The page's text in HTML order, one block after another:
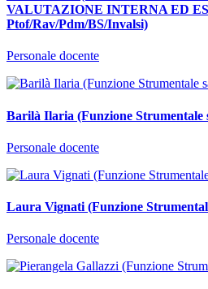
VALUTAZIONE INTERNA ED
Ptof/Rav/Pdm/BS/Invalsi)
Personale docente
Barilà Ilaria (Funzione Strumentale
Personale docente
Laura Vignati (Funzione
Personale docente